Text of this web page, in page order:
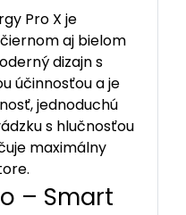
Pro X je
aj bielom
dizajn s
účinnosťou a je
jednoduchú
s hlučnosťou
maximálny
– Smart